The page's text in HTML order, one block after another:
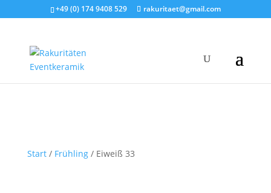
+49 (0) 174 9408 529 rakuritaet@gmail.com
Start/ Frühling/ Eiweiß 33